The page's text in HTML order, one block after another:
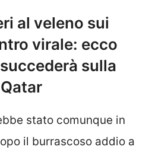
al veleno sui
virale: ecco
sulla
stato comunque in
il burrascoso addio a